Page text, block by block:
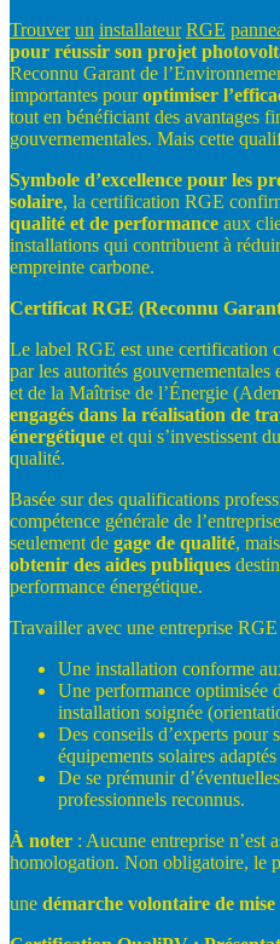
Trouver un installateur RGE
pour réussir son projet
Reconnu Garant de
importantes pouroptimiser
tout en bénéficiant des avantages
gouvernementales. Mais cette
Symbole d’excellence pour les
solaire, la certification RGE
qualité et de performance aux
installations qui contribuent à
empreinte carbone.
Certificat RGE (Reconnu
Le label RGE est une certification
par les autorités
et de la Maîtrise de l’Énergie
engagés dans la réalisation de
énergétique et qui s’investissent
qualité.
Basée sur des qualifications
compétence générale de
seulement de gage de qualité,
obtenir des aides publiques
performance énergétique.
Travailler avec une entreprise RGE
Une installation conforme
Une performance optimisée
installation soignée
Des conseils d’experts pour
équipements solaires
De se prémunir
professionnels reconnus.
À noter : Aucune entreprise n’est
homologation. Non obligatoire, le
une démarche volontaire de mise